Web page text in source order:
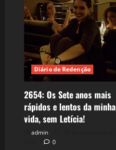
Diário de Redenção
2654: Os Sete anos mais
rápidos e lentos da minha
vida, sem Letícia!
admin
0